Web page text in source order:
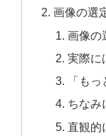
画像の選
画像の
実際に
「も
ちなみ
直観的